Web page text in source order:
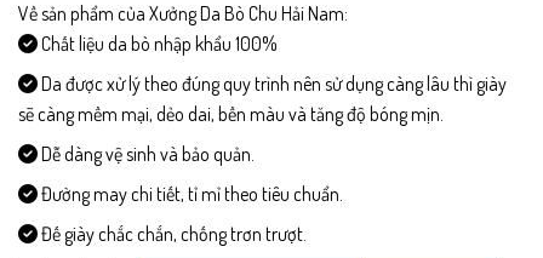
Về sản phẩm của Xưởng Da Bò Chu Hải Nam:
Chất liệu da bò nhập khẩu 100%
Da được xử lý theo đúng quy trình nên sử dụng càng lâu thì giày
sẽ càng mềm mại, dẻo dai, bền màu và tăng độ bóng mịn.
Dễ dàng vệ sinh và bảo quản.
Đường may chi tiết, tỉ mỉ theo tiêu chuẩn.
Đế giày chắc chắn, chống trơn trượt.